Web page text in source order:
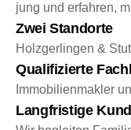
jung und erfahren,
Zwei Standorte
Holzgerlingen &
Qualifizierte
Immobilienmakler
Langfristige